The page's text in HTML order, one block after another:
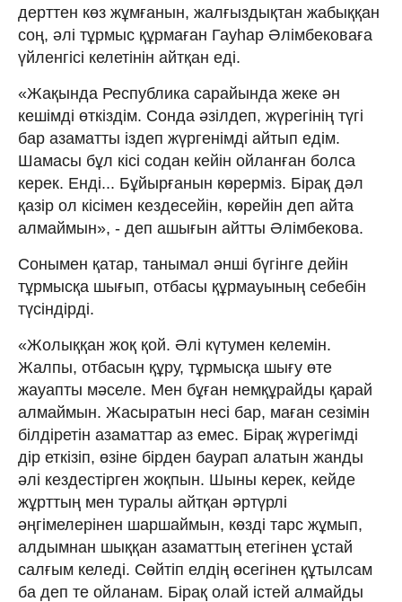
дерттен көз жұмғанын, жалғыздықтан жабыққан
соң, әлі тұрмыс құрмаған Гауһар Әлімбековаға
үйленгісі келетінін айтқан еді.
«Жақында Республика сарайында жеке ән
кешімді өткіздім. Сонда әзілдеп, жүрегінің түгі
бар азаматты іздеп жүргенімді айтып едім.
Шамасы бұл кісі содан кейін ойланған болса
керек. Енді... Бұйырғанын көрерміз. Бірақ дәл
қазір ол кісімен кездесейін, көрейін деп айта
алмаймын», - деп ашығын айтты Әлімбекова.
Сонымен қатар, танымал әнші бүгінге дейін
тұрмысқа шығып, отбасы құрмауының себебін
түсіндірді.
«Жолыққан жоқ қой. Әлі күтумен келемін.
Жалпы, отбасын құру, тұрмысқа шығу өте
жауапты мәселе. Мен бұған немқұрайды қарай
алмаймын. Жасыратын несі бар, маған сезімін
білдіретін азаматтар аз емес. Бірақ жүрегімді
дір еткізіп, өзіне бірден баурап алатын жанды
әлі кездестірген жоқпын. Шыны керек, кейде
жұрттың мен туралы айтқан әртүрлі
әңгімелерінен шаршаймын, көзді тарс жұмып,
алдымнан шыққан азаматтың етегінен ұстай
салғым келеді. Сөйтіп елдің өсегінен құтылсам
ба деп те ойланам. Бірақ олай істей алмайды